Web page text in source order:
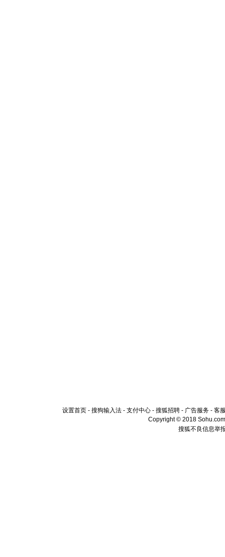
设置首页 - 搜狗输入法 - 支付中心 - 搜狐招聘 - 广告服务 - 客
Copyright © 2018
搜狐不良信息举